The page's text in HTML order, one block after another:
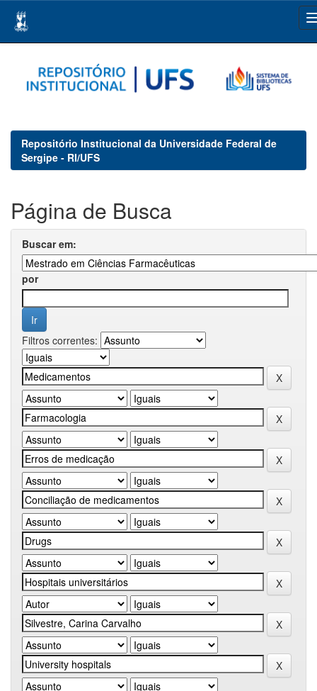
navigation
Repositório Institucional da Universidade Federal de
Sergipe - RI/UFS
Página de Busca
Buscar em:
por
Filtros correntes: